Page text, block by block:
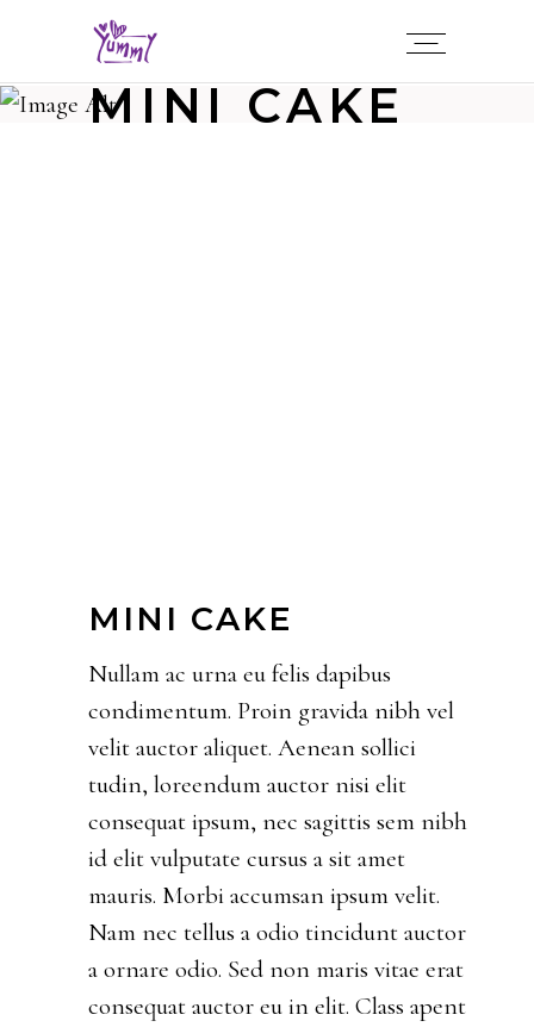
MINI CAKE
MINI CAKE
Nullam ac urna eu felis dapibus
condimentum. Proin gravida nibh vel
velit auctor aliquet. Aenean sollici
tudin, loreendum auctor nisi elit
consequat ipsum, nec sagittis sem nibh
id elit vulputate cursus a sit amet
mauris. Morbi accumsan ipsum velit.
Nam nec tellus a odio tincidunt auctor
a ornare odio. Sed non maris vitae erat
consequat auctor eu in elit. Class apent